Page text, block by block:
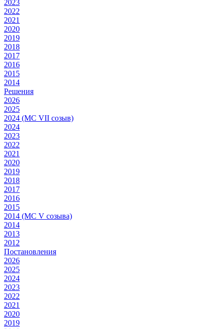
2023
2022
2021
2020
2019
2018
2017
2016
2015
2014
Решения
2026
2025
2024 (МС VII созыв)
2024
2023
2022
2021
2020
2019
2018
2017
2016
2015
2014 (МС V созыва)
2014
2013
2012
Постановления
2026
2025
2024
2023
2022
2021
2020
2019